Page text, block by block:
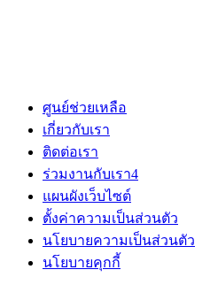
ศูนย์ช่วยเหลือ
เกี่ยวกับเรา
ติดต่อเรา
ร่วมงานกับเรา4
แผนผังเว็บไซต์
ตั้งค่าความเป็นส่วนตัว
นโยบายความเป็นส่วนตัว
นโยบายคุกกี้